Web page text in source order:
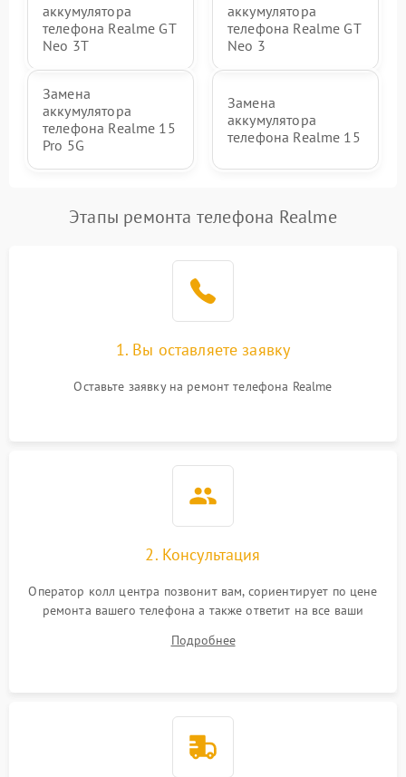
аккумулятора
телефона Realme GT
Neo 3T
аккумулятора
телефона Realme GT
Neo 3
Замена
аккумулятора
телефона Realme 15
Pro 5G
Замена
аккумулятора
телефона Realme 15
Этапы ремонта телефона Realme
1. Вы оставляете заявку
Оставьте заявку на ремонт телефона Realme
2. Консультация
Оператор колл центра позвонит вам, сориентирует по цене
ремонта вашего телефона а также ответит на все ваши
Подробнее